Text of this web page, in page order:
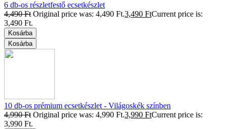
6 db-os részletfestő ecsetkészlet
4,490Ft Original price was: 4,490 Ft.3,490 FtCurrent price is:
3,490 Ft.
Kosárba
Kosárba
10 db-os prémium ecsetkészlet - Világoskék színben
4,990Ft Original price was: 4,990 Ft.3,990 FtCurrent price is:
3,990 Ft.